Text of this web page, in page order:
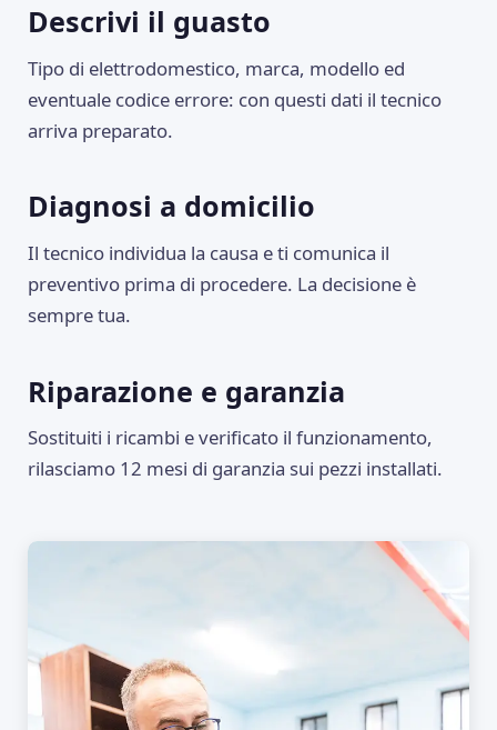
Descrivi il guasto
Tipo di elettrodomestico, marca, modello ed
eventuale codice errore: con questi dati il tecnico
arriva preparato.
Diagnosi a domicilio
Il tecnico individua la causa e ti comunica il
preventivo prima di procedere. La decisione è
sempre tua.
Riparazione e garanzia
Sostituiti i ricambi e verificato il funzionamento,
rilasciamo 12 mesi di garanzia sui pezzi installati.